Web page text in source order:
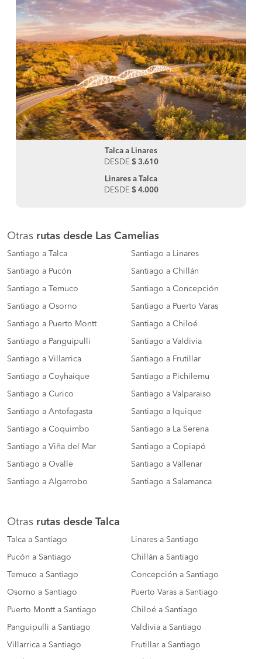
Talca a Linares
DESDE $ 3.610
Linares a Talca
DESDE $ 4.000
Otras rutas desde Las Camelias
Santiago a Talca Santiago a Linares
Santiago a Pucón Santiago a Chillán
Santiago a Temuco Santiago a Concepción
Santiago a Osorno Santiago a Puerto Varas
Santiago a Puerto Montt Santiago a Chiloé
Santiago a Panguipulli Santiago a Valdivia
Santiago a Villarrica Santiago a Frutillar
Santiago a Coyhaique Santiago a Pichilemu
Santiago a Curico Santiago a Valparaiso
Santiago a Antofagasta Santiago a Iquique
Santiago a Coquimbo Santiago a La Serena
Santiago a Viña del Mar Santiago a Copiapó
Santiago a Ovalle Santiago a Vallenar
Santiago a Algarrobo Santiago a Salamanca
Otras rutas desde Talca
Talca a Santiago Linares a Santiago
Pucón a Santiago Chillán a Santiago
Temuco a Santiago Concepción a Santiago
Osorno a Santiago Puerto Varas a Santiago
Puerto Montt a Santiago Chiloé a Santiago
Panguipulli a Santiago Valdivia a Santiago
Villarrica a Santiago Frutillar a Santiago